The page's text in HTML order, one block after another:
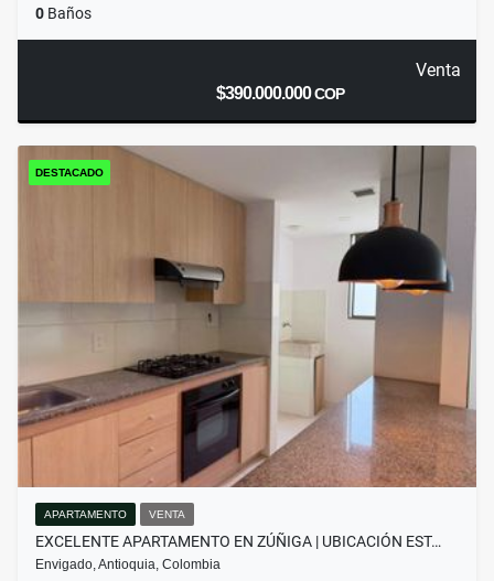
0 Baños
Venta
$390.000.000COP
DESTACADO
APARTAMENTO VENTA
EXCELENTE APARTAMENTO EN ZÚÑIGA | UBICACIÓN EST…
Envigado, Antioquia, Colombia